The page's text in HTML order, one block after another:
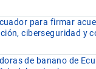
para firmar
ciberseguridad y
de banano de